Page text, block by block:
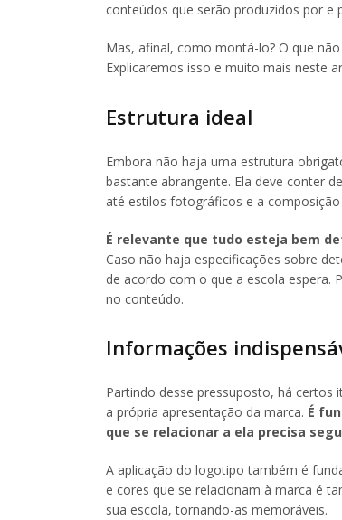
conteúdos que serão produzidos por e
Mas, afinal, como montá-lo? O que
Explicaremos isso e muito mais neste
Estrutura ideal
Embora não haja uma estrutura
bastante abrangente. Ela deve conter
até estilos fotográficos e a composição
É relevante que tudo esteja bem
Caso não haja especificações sobre
de acordo com o que a escola espera.
no conteúdo.
Informações
Partindo desse pressuposto, há certos
a própria apresentação da marca. É
que se relacionar a ela precisa
A aplicação do logotipo também é
e cores que se relacionam à marca é
sua escola, tornando-as memoráveis.